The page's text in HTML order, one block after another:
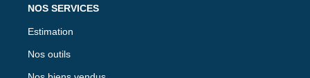
NOS SERVICES
Estimation
Nos outils